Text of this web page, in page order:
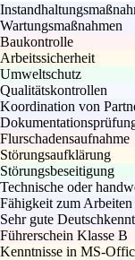
Wartungsmaßnahmen
Baukontrolle
Arbeitssicherheit
Umweltschutz
Qualitätskontrollen
Koordination von
Flurschadensaufnahme
Störungsaufklärung
Störungsbeseitigung
Technische oder
Fähigkeit zum
Sehr gute
Führerschein Klasse B
Kenntnisse in MS-